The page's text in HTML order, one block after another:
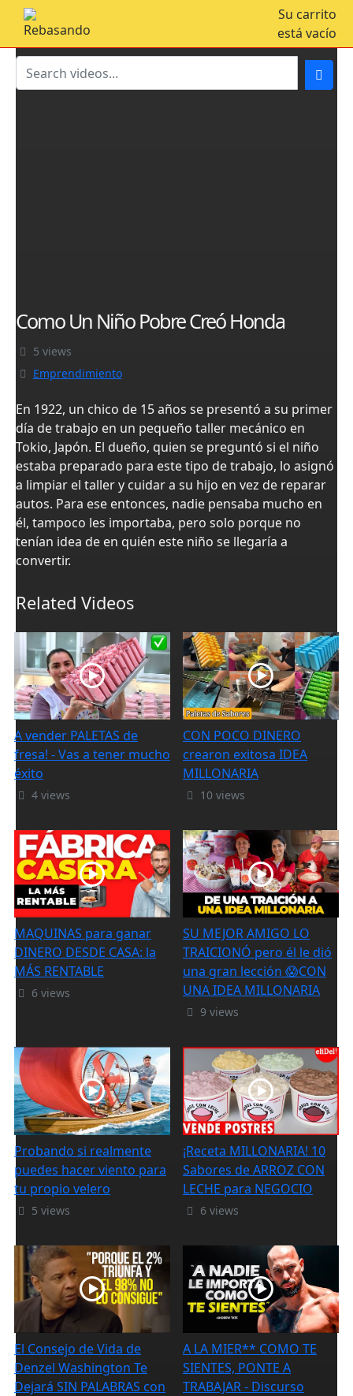
Su carrito
está vacío
Como Un Niño Pobre Creó Honda
5 views
Emprendimiento
En 1922, un chico de 15 años se presentó a su primer
día de trabajo en un pequeño taller mecánico en
Tokio, Japón. El dueño, quien se preguntó si el niño
estaba preparado para este tipo de trabajo, lo asignó
a limpiar el taller y cuidar a su hijo en vez de reparar
autos. Para ese entonces, nadie pensaba mucho en
él, tampoco les importaba, pero solo porque no
tenían idea de en quién este niño se llegaría a
convertir.
Related Videos
A vender PALETAS de
fresa! - Vas a tener mucho
éxito
4 views
CON POCO DINERO
crearon exitosa IDEA
MILLONARIA
10 views
MAQUINAS para ganar
DINERO DESDE CASA: la
MÁS RENTABLE
6 views
SU MEJOR AMIGO LO
TRAICIONÓ pero él le dió
una gran lección 😱CON
UNA IDEA MILLONARIA
9 views
Probando si realmente
puedes hacer viento para
tu propio velero
5 views
¡Receta MILLONARIA! 10
Sabores de ARROZ CON
LECHE para NEGOCIO
6 views
El Consejo de Vida de
Denzel Washington Te
Dejará SIN PALABRAS con
A LA MIER** COMO TE
SIENTES, PONTE A
TRABAJAR - Discurso